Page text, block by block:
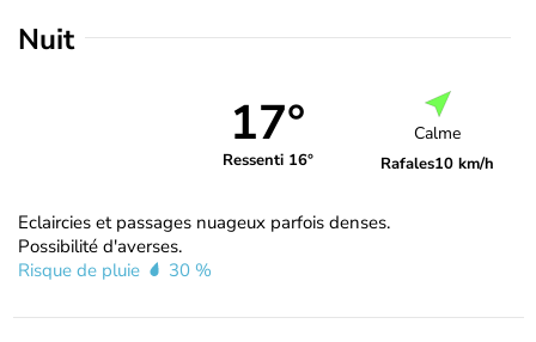
Nuit
17°
Ressenti 16°
Calme
Rafales10 km/h
Eclaircies et passages nuageux parfois denses.
Possibilité d'averses.
Risque de pluie
30 %